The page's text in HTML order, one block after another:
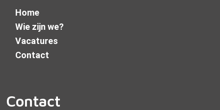
Home
Wie zijn we?
Vacatures
Contact
Contact